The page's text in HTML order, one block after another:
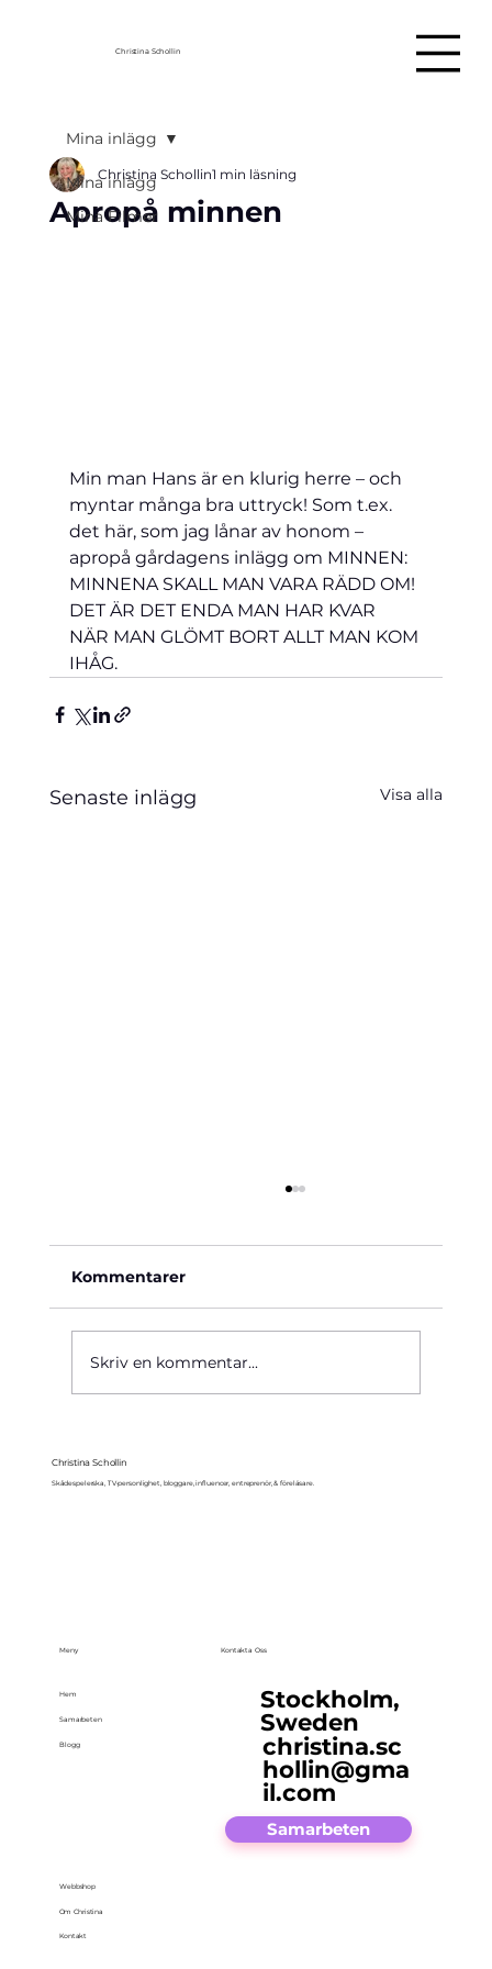
Christina Schollin
Mina inlägg
Mina Filmer
Mina inlägg
Apropå minnen
Christina Schollin1 min läsning
Min man Hans är en klurig herre – och
myntar många bra uttryck! Som t.ex.
det här, som jag lånar av honom –
apropå gårdagens inlägg om MINNEN:
MINNENA SKALL MAN VARA RÄDD OM!
DET ÄR DET ENDA MAN HAR KVAR
NÄR MAN GLÖMT BORT ALLT MAN KOM
IHÅG.
Senaste inlägg Visa alla
Kommentarer
Skriv en kommentar...
Christina Schollin
Skådespelerska, TV-personlighet, bloggare, influencer, entreprenör, & föreläsare.
Meny
Hem
Samarbeten
Blogg
Webbshop
Om Christina
Kontakt
Kontakta Oss
Stockholm,
Sweden
christina.sc
hollin@gma
il.com
Samarbeten